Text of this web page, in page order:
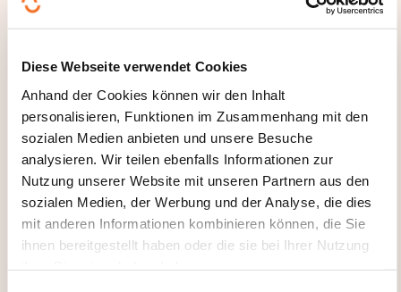
Diese Webseite verwendet Cookies
Anhand der Cookies können wir den Inhalt
personalisieren, Funktionen im Zusammenhang mit den
sozialen Medien anbieten und unsere Besuche
analysieren. Wir teilen ebenfalls Informationen zur
Nutzung unserer Website mit unseren Partnern aus den
sozialen Medien, der Werbung und der Analyse, die dies
mit anderen Informationen kombinieren können, die Sie
ihnen bereitgestellt haben oder die sie bei Ihrer Nutzung
Wie kann ich das
Weiterbildungsinstitut
kontaktieren?